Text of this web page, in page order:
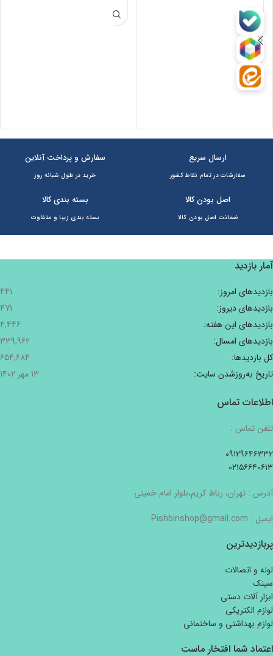
ارسال سریع
سفارشات در تمام نقاط کشور
سفارش و پرداخت آنلاین
خرید در طول شبانه روز
اصل بودن کالا
ضمانت اصل بودن کالا
بسته بندی کالا
بسته بندی زیبا و متفاوت
آمار بازدید
بازدیدهای امروز:
441
بازدیدهای دیروز:
471
بازدیدهای این هفته:
4,446
بازدیدهای امسال:
339,962
کل بازدیدها:
654,684
تاریخ به‌روزشدن سایت:
13 مهر 1402
اطلاعات تماس
تلفن تماس :
۰۹۱۲۹۶۴۶۳۳۲
۰۲۱۵۶۶۴۰۶۱۳
آدرس : تهران، رباط کریم،بلوار امام خمینی
ایمیل : Pishbinshop@gmail.com
پربازدیدترین
لوله و اتصالات
سینک
ابزار آلات دستی
لوازم الکتریکی
لوازم بهداشتی و ساختمانی
اعتماد شما افتخار ماست